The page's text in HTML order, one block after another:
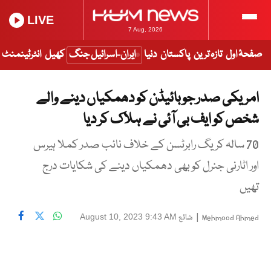
7 Aug, 2026
LIVE
صفحۂ اول تازہ ترین پاکستان دنیا ایران-اسرائیل جنگ کھیل انٹرٹینمنٹ
امریکی صدر جوبائیڈن کو دھمکیاں دینے والے
شخص کو ایف بی آئی نے ہلاک کر دیا
70 سالہ کریگ رابرٹسن کے خلاف نائب صدر کملا ہیرس
اور اٹارنی جنرل کو بھی دھمکیاں دینے کی شکایات درج
تھیں
Mehmood Ahmed
| شائع August 10, 2023 9:43 AM